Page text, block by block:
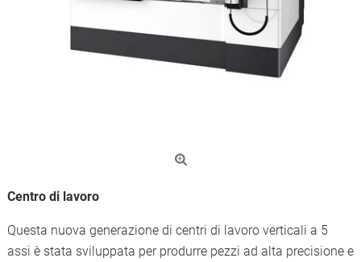
Centro di lavoro
Questa nuova generazione di centri di lavoro verticali a 5
assi è stata sviluppata per produrre pezzi ad alta precisione e